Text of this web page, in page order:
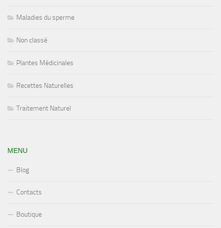
Maladies du sperme
Non classé
Plantes Médicinales
Recettes Naturelles
Traitement Naturel
MENU
Blog
Contacts
Boutique